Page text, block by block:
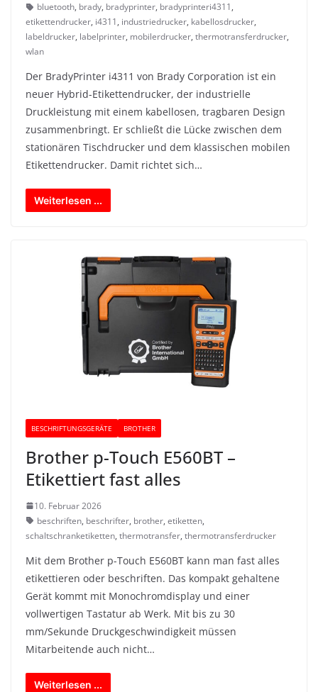
bluetooth, brady, bradyprinter, bradyprinteri4311,
etikettendrucker, i4311, industriedrucker, kabellosdrucker,
labeldrucker, labelprinter, mobilerdrucker, thermotransferdrucker,
wlan
Der BradyPrinter i4311 von Brady Corporation ist ein
neuer Hybrid-Etikettendrucker, der industrielle
Druckleistung mit einem kabellosen, tragbaren Design
zusammenbringt. Er schließt die Lücke zwischen dem
stationären Tischdrucker und dem klassischen mobilen
Etikettendrucker. Damit richtet sich…
Weiterlesen ...
BESCHRIFTUNGSGERÄTE BROTHER
Brother p-Touch E560BT –
Etikettiert fast alles
10. Februar 2026
beschriften, beschrifter, brother, etiketten,
schaltschranketiketten, thermotransfer, thermotransferdrucker
Mit dem Brother p-Touch E560BT kann man fast alles
etikettieren oder beschriften. Das kompakt gehaltene
Gerät kommt mit Monochromdisplay und einer
vollwertigen Tastatur ab Werk. Mit bis zu 30
mm/Sekunde Druckgeschwindigkeit müssen
Mitarbeitende auch nicht…
Weiterlesen ...